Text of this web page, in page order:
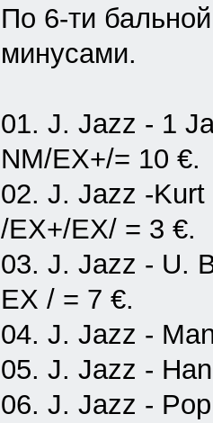
По 6-ти
минусами.
01. J. Jazz - 1
NM/EX+/= 10 €.
02. J. Jazz -Kurt
/EX+/EX/ = 3 €.
03. J. Jazz - U.
EX / = 7 €.
04. J. Jazz -
05. J. Jazz -
06. J. Jazz -